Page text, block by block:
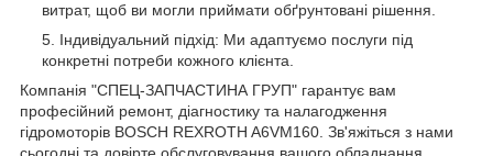
витрат, щоб ви могли приймати обґрунтовані рішення.
Індивідуальний підхід: Ми адаптуємо послуги під
конкретні потреби кожного клієнта.
Компанія "СПЕЦ-ЗАПЧАСТИНА ГРУП" гарантує вам
професійний ремонт, діагностику та налагодження
гідромоторів BOSCH REXROTH A6VM160. Зв'яжіться з нами